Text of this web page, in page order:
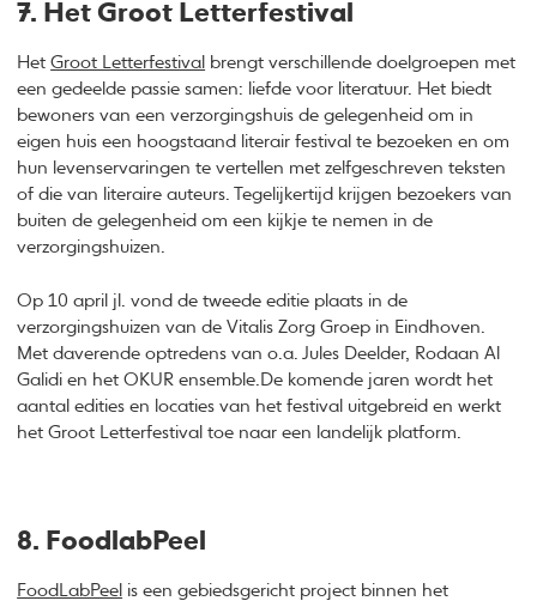
7. Het Groot Letterfestival
HetGroot Letterfestival brengt verschillende doelgroepen met
een gedeelde passie samen: liefde voor literatuur. Het biedt
bewoners van een verzorgingshuis de gelegenheid om in
eigen huis een hoogstaand literair festival te bezoeken en om
hun levenservaringen te vertellen met zelfgeschreven teksten
of die van literaire auteurs. Tegelijkertijd krijgen bezoekers van
buiten de gelegenheid om een kijkje te nemen in de
verzorgingshuizen.
Op 10 april jl. vond de tweede editie plaats in de
verzorgingshuizen van de Vitalis Zorg Groep in Eindhoven.
Met daverende optredens van o.a. Jules Deelder, Rodaan Al
Galidi en het OKUR ensemble.De komende jaren wordt het
aantal edities en locaties van het festival uitgebreid en werkt
het Groot Letterfestival toe naar een landelijk platform.
8. FoodlabPeel
FoodLabPeel is een gebiedsgericht project binnen het